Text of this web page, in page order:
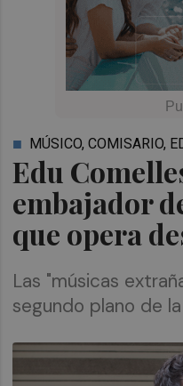
Edu
embajador
que opera
MÚSICO, COMISARIO,
Las "músicas
segundo plano de